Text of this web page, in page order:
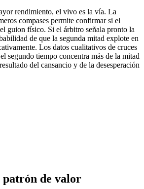
rendimiento, el vivo es la vía. La
compases permite confirmar si el
guion físico. Si el árbitro señala pronto la
de que la segunda mitad explote en
Los datos cualitativos de cruces
segundo tiempo concentra más de la mitad
del cansancio y de la desesperación
de valor